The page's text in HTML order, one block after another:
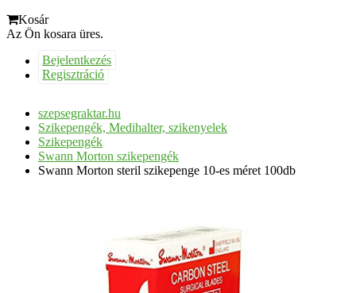
Kosár
Az Ön kosara üres.
Bejelentkezés
Regisztráció
szepsegraktar.hu
Szikepengék, Medihalter, szikenyelek
Szikepengék
Swann Morton szikepengék
Swann Morton steril szikepenge 10-es méret 100db